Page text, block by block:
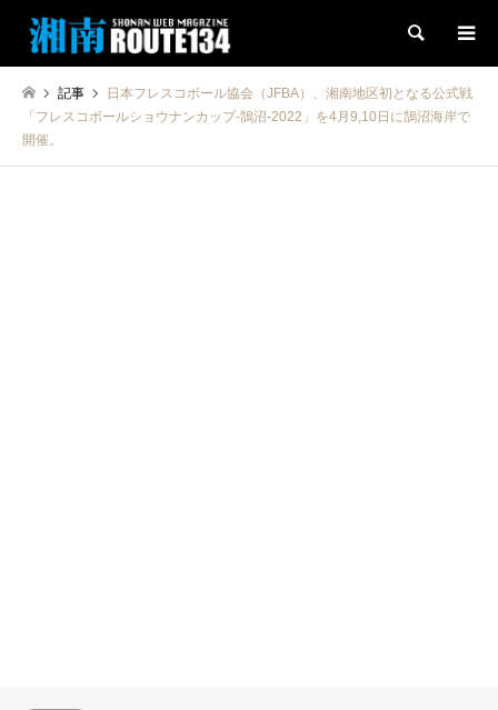
検索
記事
日本フレスコボール協会（JFBA）、湘南地区初となる公式戦
「フレスコボールショウナンカップ-鵠沼-2022」を4月9,10日に鵠沼海岸で
開催。